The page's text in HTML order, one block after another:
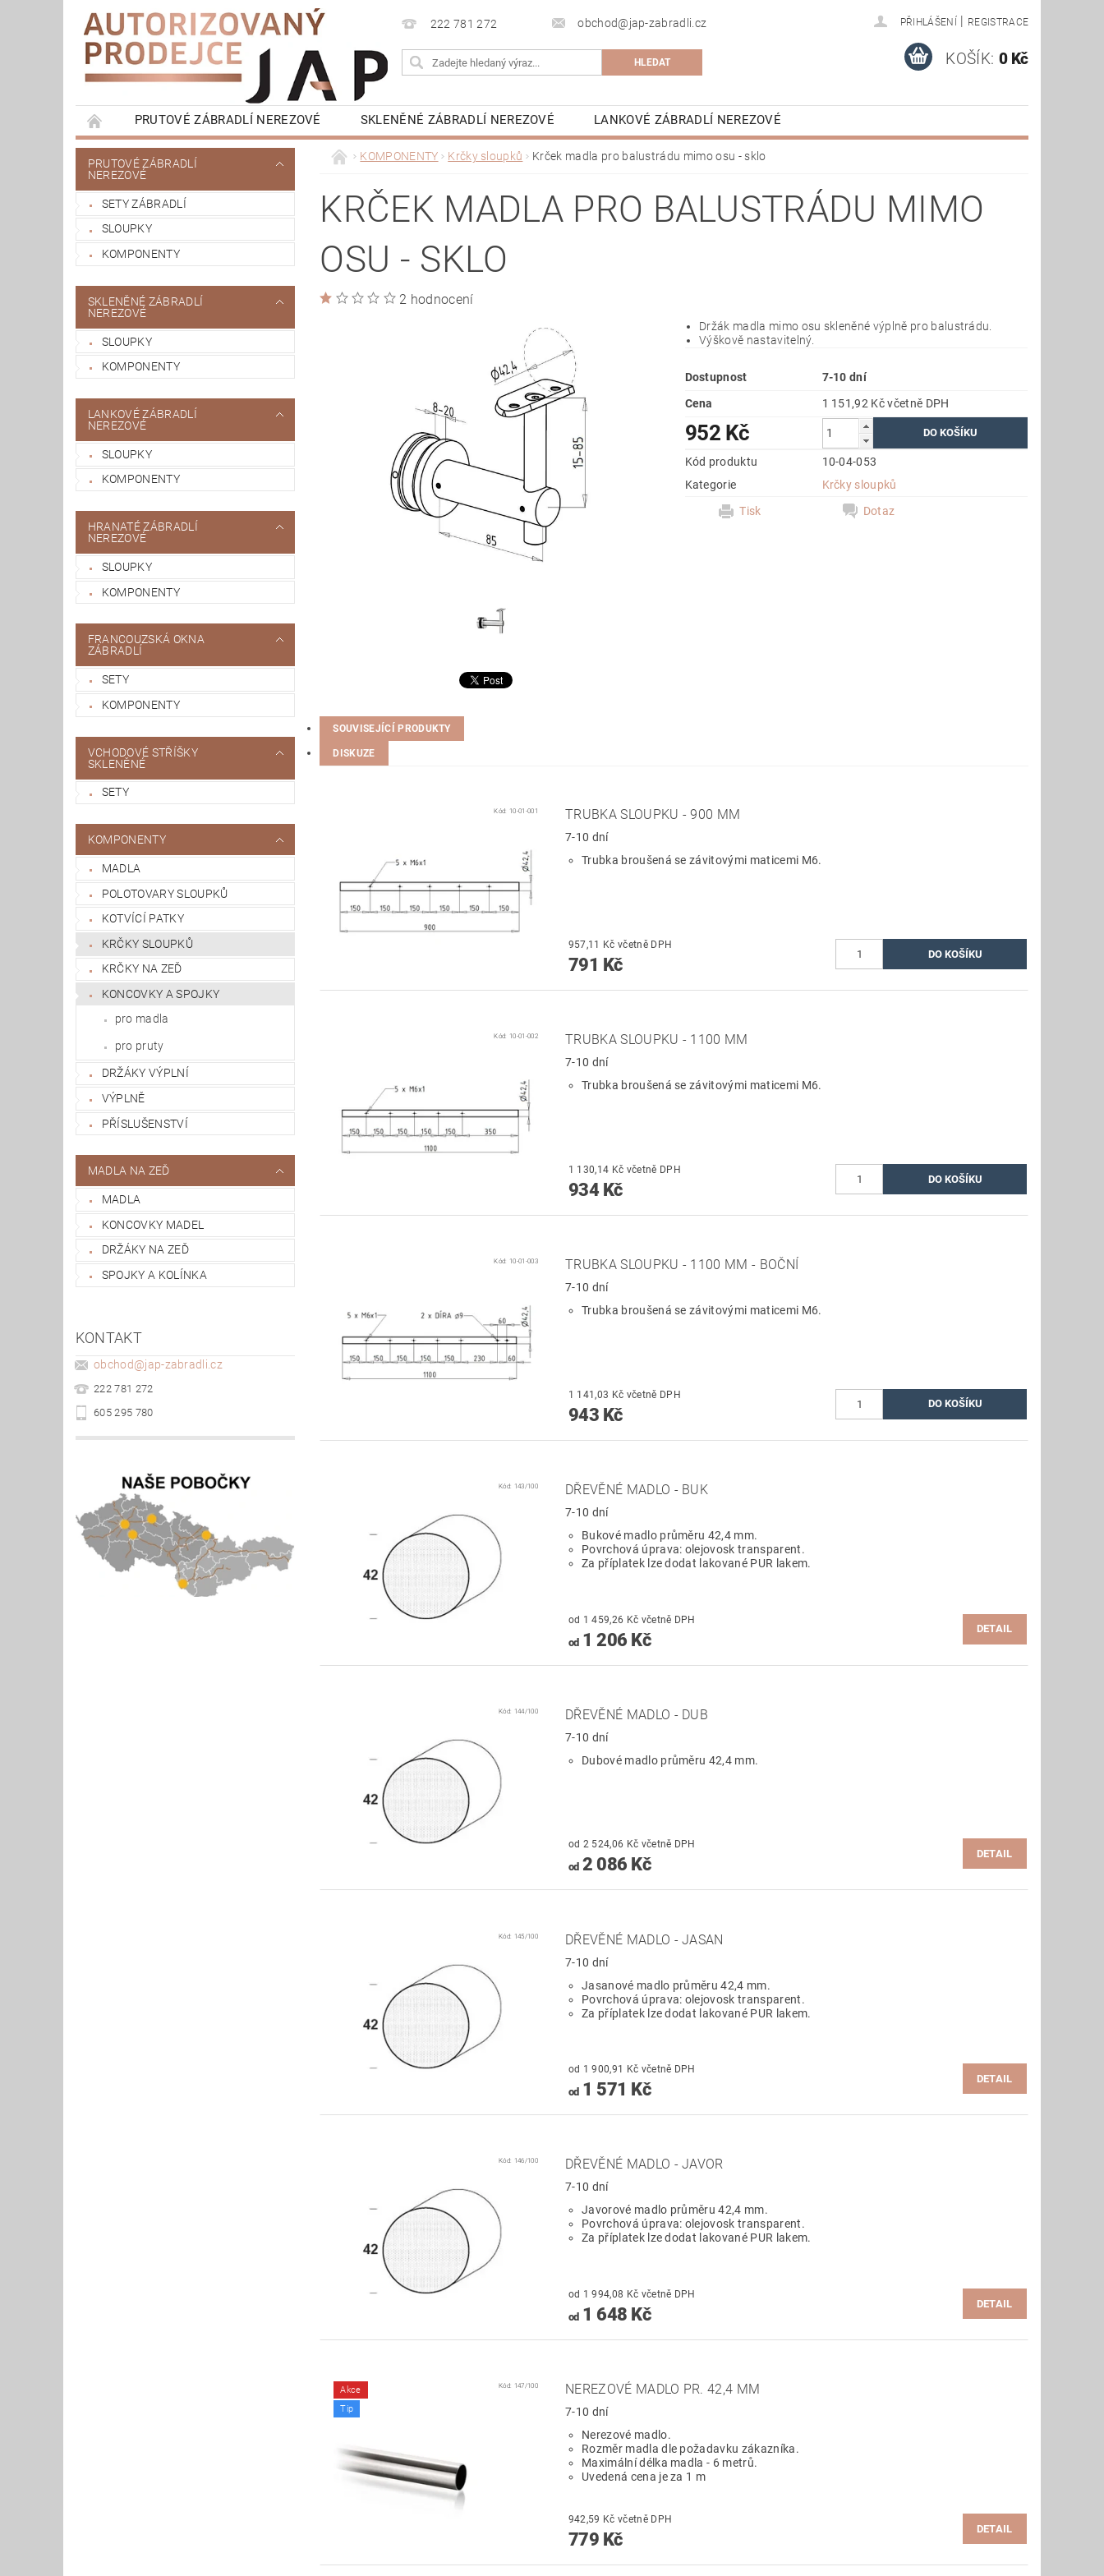
222 781 272 obchod@jap-zabradli.cz PŘIHLÁŠENÍ | REGISTRACE
KOŠÍK: 0 Kč
PRUTOVÉ ZÁBRADLÍ NEREZOVÉ SKLENĚNÉ ZÁBRADLÍ NEREZOVÉ
LANKOVÉ ZÁBRADLÍ NEREZOVÉ
HRANATÉ ZÁBRADLÍ NEREZOVÉ
FRANCOUZSKÁ OKNA ZÁBRADLÍ VCHODOVÉ STŘÍŠKY SKLENĚNÉ
MADLA NA ZEĎ
PRUTOVÉ ZÁBRADLÍ
NEREZOVÉ
SETY ZÁBRADLÍ
SLOUPKY
KOMPONENTY
SKLENĚNÉ ZÁBRADLÍ
NEREZOVÉ
SLOUPKY
KOMPONENTY
LANKOVÉ ZÁBRADLÍ
NEREZOVÉ
SLOUPKY
KOMPONENTY
HRANATÉ ZÁBRADLÍ
NEREZOVÉ
SLOUPKY
KOMPONENTY
FRANCOUZSKÁ OKNA
ZÁBRADLÍ
SETY
KOMPONENTY
VCHODOVÉ STŘÍŠKY
SKLENĚNÉ
SETY
KOMPONENTY
MADLA
POLOTOVARY SLOUPKŮ
KOTVÍCÍ PATKY
KRČKY SLOUPKŮ
KRČKY NA ZEĎ
KONCOVKY A SPOJKY
pro madla
pro pruty
DRŽÁKY VÝPLNÍ
VÝPLNĚ
PŘÍSLUŠENSTVÍ
MADLA NA ZEĎ
MADLA
KONCOVKY MADEL
DRŽÁKY NA ZEĎ
SPOJKY A KOLÍNKA
KONTAKT
obchod@jap-zabradli.cz
222 781 272
605 295 780
KOMPONENTY Krčky sloupků Krček madla pro balustrádu mimo osu - sklo
KRČEK MADLA PRO BALUSTRÁDU MIMO
OSU - SKLO
2 hodnocení
Držák madla mimo osu skleněné výplně pro balustrádu.
Výškově nastavitelný.
Dostupnost
7-10 dní
Cena
1 151,92 Kč včetně DPH
952 Kč
Kód produktu
10-04-053
Kategorie
Krčky sloupků
Tisk
Dotaz
SOUVISEJÍCÍ PRODUKTY
DISKUZE
Kód: 10-01-001 TRUBKA SLOUPKU - 900 MM
7-10 dní
Trubka broušená se závitovými maticemi M6.
957,11 Kč včetně DPH
791 Kč
Kód: 10-01-002 TRUBKA SLOUPKU - 1100 MM
7-10 dní
Trubka broušená se závitovými maticemi M6.
1 130,14 Kč včetně DPH
934 Kč
Kód: 10-01-003 TRUBKA SLOUPKU - 1100 MM - BOČNÍ
7-10 dní
Trubka broušená se závitovými maticemi M6.
1 141,03 Kč včetně DPH
943 Kč
Kód: 143/100 DŘEVĚNÉ MADLO - BUK
7-10 dní
Bukové madlo průměru 42,4 mm.
Povrchová úprava: olejovosk transparent.
Za příplatek lze dodat lakované PUR lakem.
od 1 459,26 Kč včetně DPH
od1 206 Kč
DETAIL
Kód: 144/100 DŘEVĚNÉ MADLO - DUB
7-10 dní
Dubové madlo průměru 42,4 mm.
od 2 524,06 Kč včetně DPH
od2 086 Kč
DETAIL
Kód: 145/100 DŘEVĚNÉ MADLO - JASAN
7-10 dní
Jasanové madlo průměru 42,4 mm.
Povrchová úprava: olejovosk transparent.
Za příplatek lze dodat lakované PUR lakem.
od 1 900,91 Kč včetně DPH
od1 571 Kč
DETAIL
Kód: 146/100 DŘEVĚNÉ MADLO - JAVOR
7-10 dní
Javorové madlo průměru 42,4 mm.
Povrchová úprava: olejovosk transparent.
Za příplatek lze dodat lakované PUR lakem.
od 1 994,08 Kč včetně DPH
od1 648 Kč
DETAIL
Akce
Tip
Kód: 147/100 NEREZOVÉ MADLO PR. 42,4 MM
7-10 dní
Nerezové madlo.
Rozměr madla dle požadavku zákazníka.
Maximální délka madla - 6 metrů.
Uvedená cena je za 1 m
942,59 Kč včetně DPH
779 Kč
DETAIL